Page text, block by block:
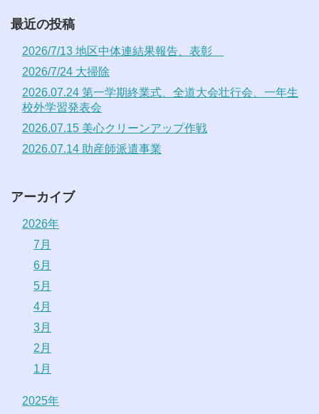
最近の投稿
2026/7/13 地区中体連結果報告、表彰
2026/7/24 大掃除
2026.07.24 第一学期終業式、全道大会壮行会、一年生
校外学習発表会
2026.07.15 美心クリーンアップ作戦
2026.07.14 助産師派遣事業
アーカイブ
2026年
7月
6月
5月
4月
3月
2月
1月
2025年